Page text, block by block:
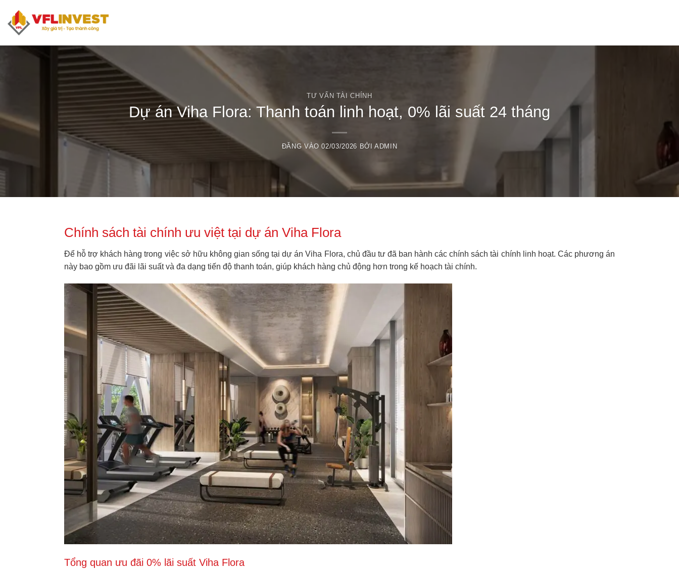
qua
dung
TƯ VẤN TÀI CHÍNH
Dự án Viha Flora: Thanh toán linh hoạt, 0% lãi suất 24 tháng
ĐĂNG VÀO02/03/2026 BỞIADMIN
Chính sách tài chính ưu việt tại dự án Viha Flora
Để hỗ trợ khách hàng trong việc sở hữu không gian sống tại dự án Viha Flora, chủ đầu tư đã ban hành các chính sách tài chính linh hoạt. Các phương án
này bao gồm ưu đãi lãi suất và đa dạng tiến độ thanh toán, giúp khách hàng chủ động hơn trong kế hoạch tài chính.
Tổng quan ưu đãi 0% lãi suất Viha Flora